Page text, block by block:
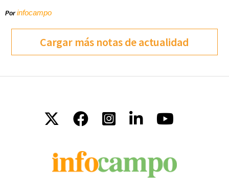
Porinfocampo
Cargar más notas de actualidad